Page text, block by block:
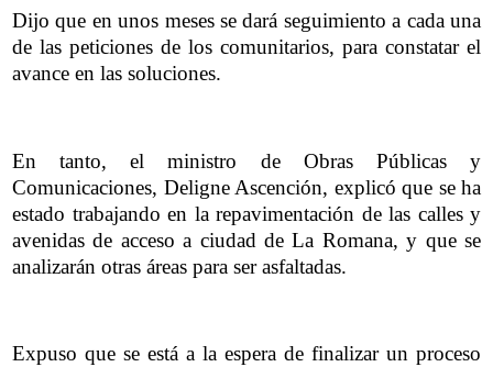
Dijo que en unos meses se dará seguimiento a cada una
de las peticiones de los comunitarios, para constatar el
avance en las soluciones.
En tanto, el ministro de Obras Públicas y
Comunicaciones, Deligne Ascención, explicó que se ha
estado trabajando en la repavimentación de las calles y
avenidas de acceso a ciudad de La Romana, y que se
analizarán otras áreas para ser asfaltadas.
Expuso que se está a la espera de finalizar un proceso